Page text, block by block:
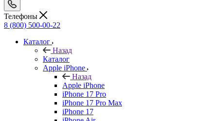
Телефоны
8 (800) 500-00-22
Каталог
Назад
Каталог
Apple iPhone
Назад
Apple iPhone
iPhone 17 Pro
iPhone 17 Pro Max
iPhone 17